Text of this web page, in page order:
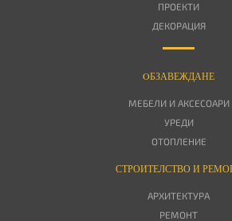
ПРОЕКТИ
ДЕКОРАЦИЯ
OБЗАВЕЖДАНЕ
МЕБЕЛИ И АКСЕСОАРИ
УРЕДИ
ОТОПЛЕНИЕ
СТРОИТЕЛСТВО И
АРХИТЕКТУРА
РЕМОНТ